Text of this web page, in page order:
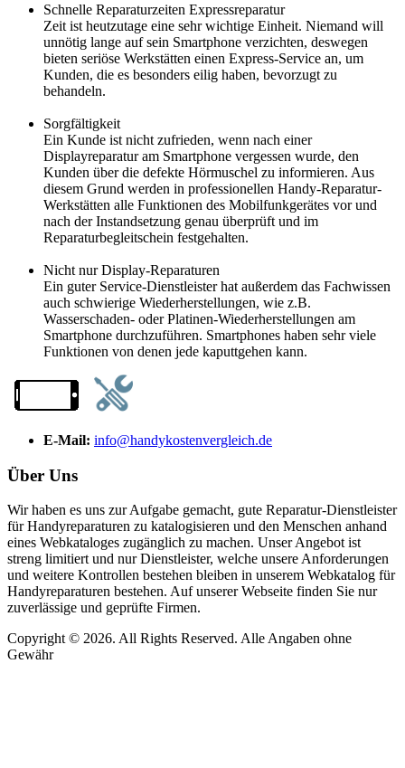
Schnelle Reparaturzeiten Expressreparatur
Zeit ist heutzutage eine sehr wichtige Einheit. Niemand will
unnötig lange auf sein Smartphone verzichten, deswegen
bieten seriöse Werkstätten einen Express-Service an, um
Kunden, die es besonders eilig haben, bevorzugt zu
behandeln.
Sorgfältigkeit
Ein Kunde ist nicht zufrieden, wenn nach einer
Displayreparatur am Smartphone vergessen wurde, den
Kunden über die defekte Hörmuschel zu informieren. Aus
diesem Grund werden in professionellen Handy-Reparatur-
Werkstätten alle Funktionen des Mobilfunkgerätes vor und
nach der Instandsetzung genau überprüft und im
Reparaturbegleitschein festgehalten.
Nicht nur Display-Reparaturen
Ein guter Service-Dienstleister hat außerdem das Fachwissen
auch schwierige Wiederherstellungen, wie z.B.
Wasserschaden- oder Platinen-Wiederherstellungen am
Smartphone durchzuführen. Smartphones haben sehr viele
Funktionen von denen jede kaputtgehen kann.
E-Mail: info@handykostenvergleich.de
Über Uns
Wir haben es uns zur Aufgabe gemacht, gute Reparatur-Dienstleister
für Handyreparaturen zu katalogisieren und den Menschen anhand
eines Webkataloges zugänglich zu machen. Unser Angebot ist
streng limitiert und nur Dienstleister, welche unsere Anforderungen
und weitere Kontrollen bestehen bleiben in unserem Webkatalog für
Handyreparaturen bestehen. Auf unserer Webseite finden Sie nur
zuverlässige und geprüfte Firmen.
Copyright © 2026. All Rights Reserved. Alle Angaben ohne
Gewähr